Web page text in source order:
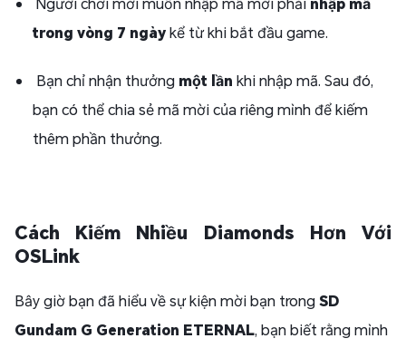
trong vòng 7 ngàykể từ khi bắt đầu game.
Bạn chỉ nhận thưởng một lần khi nhập mã. Sau đó,
bạn có thể chia sẻ mã mời của riêng mình để kiếm
thêm phần thưởng.
Cách Kiếm Nhiều Diamonds Hơn Với
OSLink
Bây giờ bạn đã hiểu về sự kiện mời bạn trongSD
Gundam G Generation ETERNAL, bạn biết rằng mình